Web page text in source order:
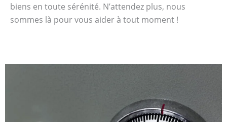
biens en toute sérénité. N’attendez plus, nous
sommes là pour vous aider à tout moment !